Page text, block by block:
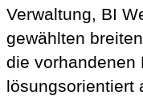
Verwaltung, BI
gewählten
die vorhandenen
lösungsorientiert